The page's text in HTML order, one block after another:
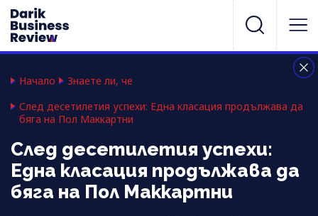
Начало
Знаете ли, че
След десетилетия успехи: Една класация продължава да
бяга на Пол Маккартни
След десетилетия успехи:
Една класация продължава да
бяга на Пол Маккартни